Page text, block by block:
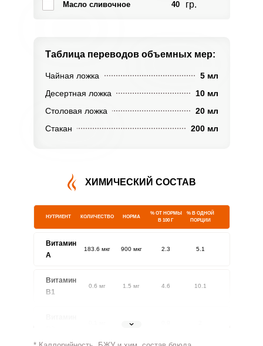
Масло сливочное 40 гр.
Таблица переводов объемных мер:
Чайная ложка
5 мл
Десертная ложка
10 мл
Столовая ложка
20 мл
Стакан
200 мл
ХИМИЧЕСКИЙ СОСТАВ
НУТРИЕНТ КОЛИЧЕСТВО НОРМА
% ОТ НОРМЫ
В 100 Г
% В ОДНОЙ
ПОРЦИИ
Витамин
A
183.6 мкг 900 мкг 2.3 5.1
Витамин
В1
0.6 мг 1.5 мг 4.6 10.1
1.8 мг